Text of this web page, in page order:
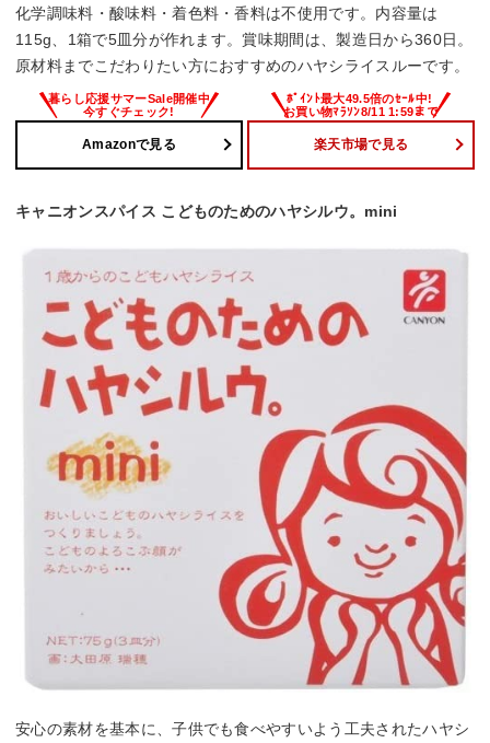
化学調味料・酸味料・着色料・香料は不使用です。内容量は
115g、1箱で5皿分が作れます。賞味期間は、製造日から360日。
原材料までこだわりたい方におすすめのハヤシライスルーです。
Amazonで見る 楽天市場で見る
キャニオンスパイス こどものためのハヤシルウ。mini
安心の素材を基本に、子供でも食べやすいよう工夫されたハヤシ